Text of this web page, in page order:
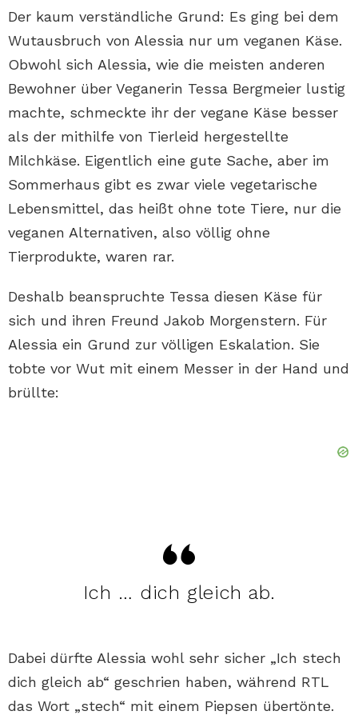
Der kaum verständliche Grund: Es ging bei dem
Wutausbruch von Alessia nur um veganen Käse.
Obwohl sich Alessia, wie die meisten anderen
Bewohner über Veganerin Tessa Bergmeier lustig
machte, schmeckte ihr der vegane Käse besser
als der mithilfe von Tierleid hergestellte
Milchkäse. Eigentlich eine gute Sache, aber im
Sommerhaus gibt es zwar viele vegetarische
Lebensmittel, das heißt ohne tote Tiere, nur die
veganen Alternativen, also völlig ohne
Tierprodukte, waren rar.
Deshalb beanspruchte Tessa diesen Käse für
sich und ihren Freund Jakob Morgenstern. Für
Alessia ein Grund zur völligen Eskalation. Sie
tobte vor Wut mit einem Messer in der Hand und
brüllte:
Ich … dich gleich ab.
Dabei dürfte Alessia wohl sehr sicher „Ich stech
dich gleich ab“ geschrien haben, während RTL
das Wort „stech“ mit einem Piepsen übertönte.